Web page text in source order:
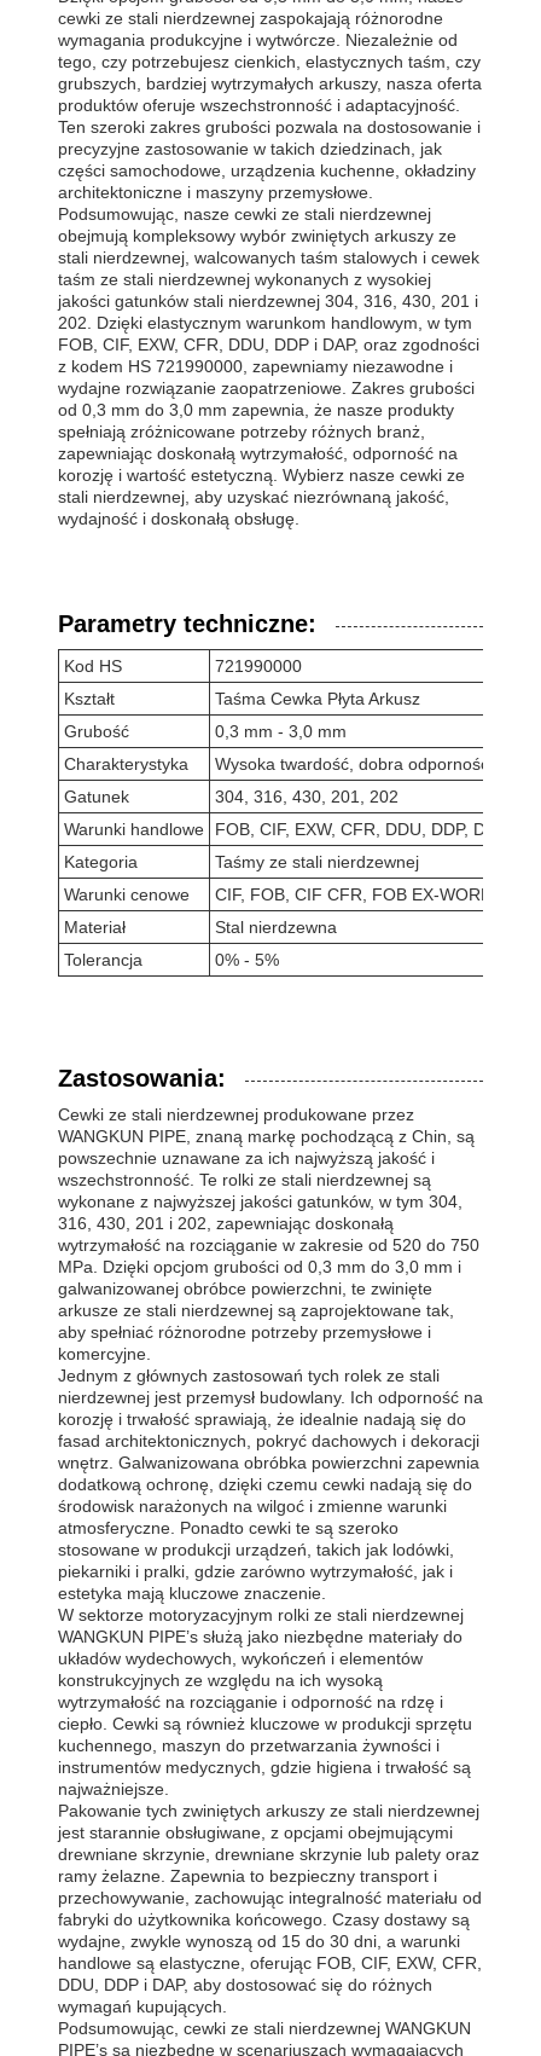
cewki ze stali nierdzewnej zaspokajają różnorodne
wymagania produkcyjne i wytwórcze. Niezależnie od
tego, czy potrzebujesz cienkich, elastycznych taśm, czy
grubszych, bardziej wytrzymałych arkuszy, nasza oferta
produktów oferuje wszechstronność i adaptacyjność.
Ten szeroki zakres grubości pozwala na dostosowanie i
precyzyjne zastosowanie w takich dziedzinach, jak
części samochodowe, urządzenia kuchenne, okładziny
architektoniczne i maszyny przemysłowe.
Podsumowując, nasze cewki ze stali nierdzewnej
obejmują kompleksowy wybór zwiniętych arkuszy ze
stali nierdzewnej, walcowanych taśm stalowych i cewek
taśm ze stali nierdzewnej wykonanych z wysokiej
jakości gatunków stali nierdzewnej 304, 316, 430, 201 i
202. Dzięki elastycznym warunkom handlowym, w tym
FOB, CIF, EXW, CFR, DDU, DDP i DAP, oraz zgodności
z kodem HS 721990000, zapewniamy niezawodne i
wydajne rozwiązanie zaopatrzeniowe. Zakres grubości
od 0,3 mm do 3,0 mm zapewnia, że nasze produkty
spełniają zróżnicowane potrzeby różnych branż,
zapewniając doskonałą wytrzymałość, odporność na
korozję i wartość estetyczną. Wybierz nasze cewki ze
stali nierdzewnej, aby uzyskać niezrównaną jakość,
wydajność i doskonałą obsługę.
Parametry techniczne:
Kod HS
721990000
Kształt
Taśma Cewka Płyta Arkusz
Grubość
0,3 mm - 3,0 mm
Charakterystyka
Wysoka twardość, dobra odporność na
Gatunek
304, 316, 430, 201, 202
Warunki handlowe
FOB, CIF, EXW, CFR, DDU, DDP, DAP
Kategoria
Taśmy ze stali nierdzewnej
Warunki cenowe
CIF, FOB, CIF CFR, FOB EX-WORK, EXW
Materiał
Stal nierdzewna
Tolerancja
0% - 5%
Zastosowania:
Cewki ze stali nierdzewnej produkowane przez
WANGKUN PIPE, znaną markę pochodzącą z Chin, są
powszechnie uznawane za ich najwyższą jakość i
wszechstronność. Te rolki ze stali nierdzewnej są
wykonane z najwyższej jakości gatunków, w tym 304,
316, 430, 201 i 202, zapewniając doskonałą
wytrzymałość na rozciąganie w zakresie od 520 do 750
MPa. Dzięki opcjom grubości od 0,3 mm do 3,0 mm i
galwanizowanej obróbce powierzchni, te zwinięte
arkusze ze stali nierdzewnej są zaprojektowane tak,
aby spełniać różnorodne potrzeby przemysłowe i
komercyjne.
Jednym z głównych zastosowań tych rolek ze stali
nierdzewnej jest przemysł budowlany. Ich odporność na
korozję i trwałość sprawiają, że idealnie nadają się do
fasad architektonicznych, pokryć dachowych i dekoracji
wnętrz. Galwanizowana obróbka powierzchni zapewnia
dodatkową ochronę, dzięki czemu cewki nadają się do
środowisk narażonych na wilgoć i zmienne warunki
atmosferyczne. Ponadto cewki te są szeroko
stosowane w produkcji urządzeń, takich jak lodówki,
piekarniki i pralki, gdzie zarówno wytrzymałość, jak i
estetyka mają kluczowe znaczenie.
W sektorze motoryzacyjnym rolki ze stali nierdzewnej
WANGKUN PIPE’s służą jako niezbędne materiały do ​​
układów wydechowych, wykończeń i elementów
konstrukcyjnych ze względu na ich wysoką
wytrzymałość na rozciąganie i odporność na rdzę i
ciepło. Cewki są również kluczowe w produkcji sprzętu
kuchennego, maszyn do przetwarzania żywności i
instrumentów medycznych, gdzie higiena i trwałość są
najważniejsze.
Pakowanie tych zwiniętych arkuszy ze stali nierdzewnej
jest starannie obsługiwane, z opcjami obejmującymi
drewniane skrzynie, drewniane skrzynie lub palety oraz
ramy żelazne. Zapewnia to bezpieczny transport i
przechowywanie, zachowując integralność materiału od
fabryki do użytkownika końcowego. Czasy dostawy są
wydajne, zwykle wynoszą od 15 do 30 dni, a warunki
handlowe są elastyczne, oferując FOB, CIF, EXW, CFR,
DDU, DDP i DAP, aby dostosować się do różnych
wymagań kupujących.
Podsumowując, cewki ze stali nierdzewnej WANGKUN
PIPE’s są niezbędne w scenariuszach wymagających